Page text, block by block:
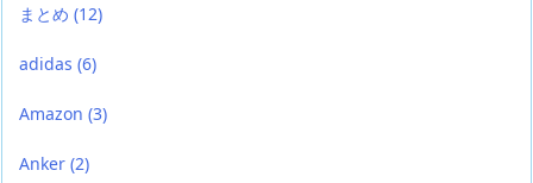
まとめ (12)
adidas (6)
Amazon (3)
Anker (2)